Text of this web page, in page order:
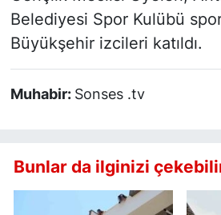
Belediyesi Spor Kulübü
Büyükşehir izcileri katıldı.
Muhabir: Sonses .tv
Bunlar da ilginizi